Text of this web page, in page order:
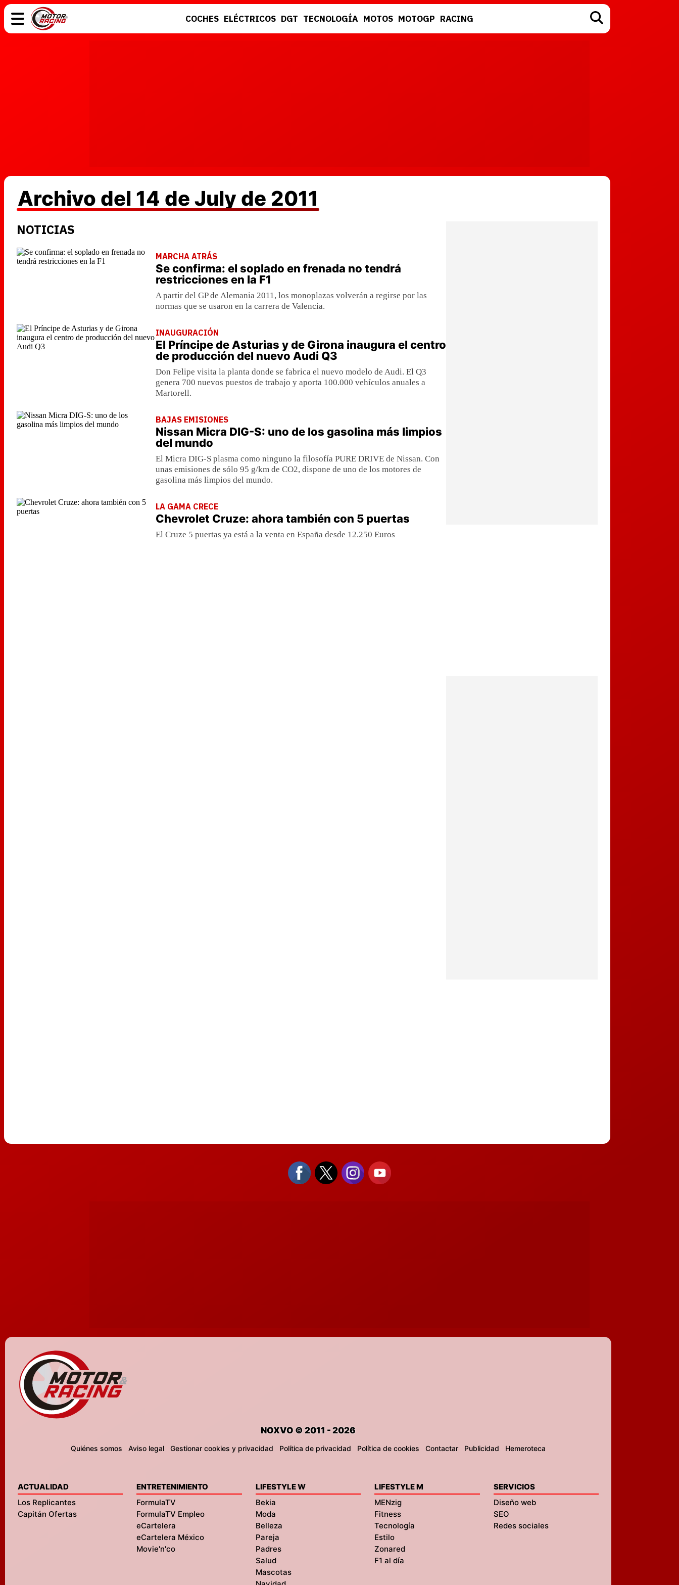
COCHES ELÉCTRICOS DGT TECNOLOGÍA MOTOS MOTOGP RACING
Archivo del 14 de July de 2011
NOTICIAS
MARCHA ATRÁS
Se confirma: el soplado en frenada no tendrá
restricciones en la F1
A partir del GP de Alemania 2011, los monoplazas volverán a regirse por las
normas que se usaron en la carrera de Valencia.
INAUGURACIÓN
El Príncipe de Asturias y de Girona inaugura el centro
de producción del nuevo Audi Q3
Don Felipe visita la planta donde se fabrica el nuevo modelo de Audi. El Q3
genera 700 nuevos puestos de trabajo y aporta 100.000 vehículos anuales a
Martorell.
BAJAS EMISIONES
Nissan Micra DIG-S: uno de los gasolina más limpios
del mundo
El Micra DIG-S plasma como ninguno la filosofía PURE DRIVE de Nissan. Con
unas emisiones de sólo 95 g/km de CO2, dispone de uno de los motores de
gasolina más limpios del mundo.
LA GAMA CRECE
Chevrolet Cruze: ahora también con 5 puertas
El Cruze 5 puertas ya está a la venta en España desde 12.250 Euros
NOXVO © 2011 - 2026
Quiénes somos Aviso legal Gestionar cookies y privacidad Política de privacidad Política de cookies Contactar Publicidad Hemeroteca
ACTUALIDAD
Los Replicantes
Capitán Ofertas
ENTRETENIMIENTO
FormulaTV
FormulaTV Empleo
eCartelera
eCartelera México
Movie'n'co
LIFESTYLE W
Bekia
Moda
Belleza
Pareja
Padres
Salud
Mascotas
LIFESTYLE M
MENzig
Fitness
Tecnología
Estilo
Zonared
F1 al día
SERVICIOS
Diseño web
SEO
Redes sociales